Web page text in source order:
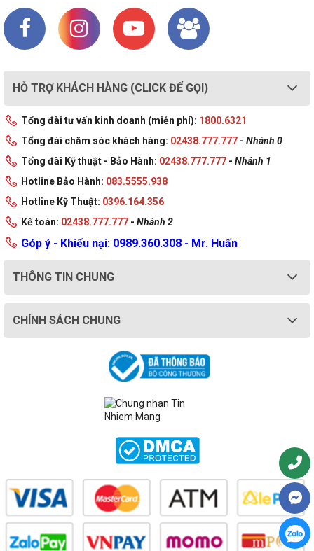
HỖ TRỢ KHÁCH HÀNG (CLICK ĐỂ GỌI)
Tổng đài tư vấn kinh doanh (miễn phí): 1800.6321
Tổng đài chăm sóc khách hàng: 02438.777.777 - Nhánh 0
Tổng đài Kỹ thuật - Bảo Hành: 02438.777.777 - Nhánh 1
Hotline Bảo Hành: 083.5555.938
Hotline Kỹ Thuật: 0396.164.356
Kế toán: 02438.777.777 - Nhánh 2
Góp ý - Khiếu nại: 0989.360.308 - Mr. Huấn
THÔNG TIN CHUNG
CHÍNH SÁCH CHUNG